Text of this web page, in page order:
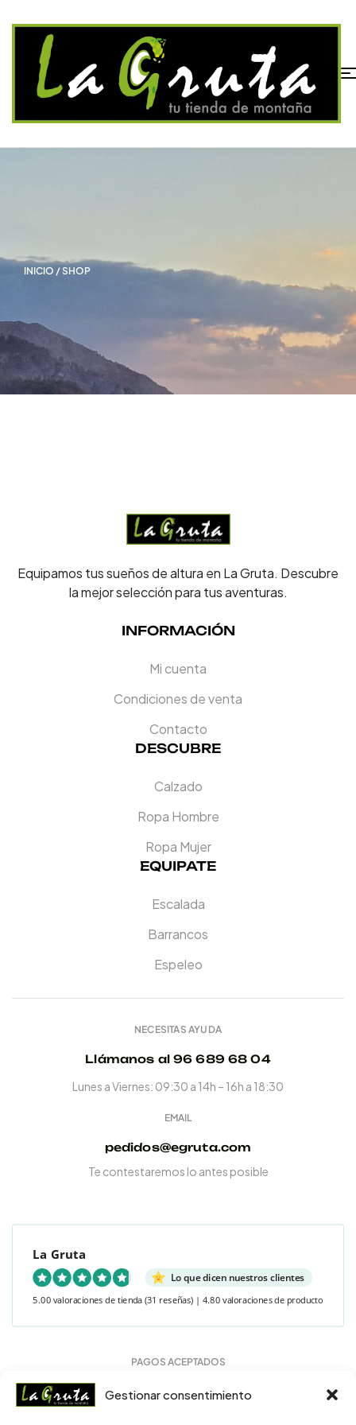
Gestionar consentimiento
INICIO / SHOP
Equipamos tus sueños de altura en La Gruta. Descubre
la mejor selección para tus aventuras.
INFORMACIÓN
Mi cuenta
Condiciones de venta
Contacto
DESCUBRE
Calzado
Ropa Hombre
Ropa Mujer
EQUIPATE
Escalada
Barrancos
Espeleo
NECESITAS AYUDA
Llámanos al 96 689 68 04
Lunes a Viernes: 09:30 a 14h – 16h a 18:30
EMAIL
pedidos@egruta.com
Te contestaremos lo antes posible
La Gruta
Lo que dicen nuestros clientes
5.00 valoraciones de tienda (31 reseñas) | 4.80 valoraciones de producto
PAGOS ACEPTADOS